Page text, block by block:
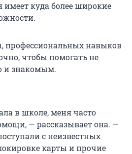
имеет куда более широкие
профессиональных навыков
чтобы помогать не
и знакомым.
в школе, меня часто
— рассказывает она. —
с неизвестных
карты и прочие